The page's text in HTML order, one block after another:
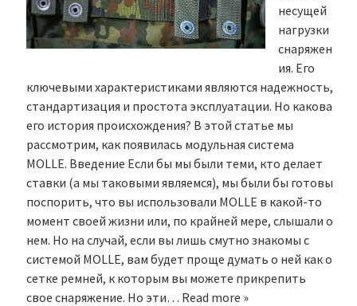
несущей
нагрузки
снаряжен
ия. Его
ключевыми характеристиками являются надежность,
стандартизация и простота эксплуатации. Но какова
его история происхождения? В этой статье мы
рассмотрим, как появилась модульная система
MOLLE. Введение Если бы мы были теми, кто делает
ставки (а мы таковыми являемся), мы были бы готовы
поспорить, что вы использовали MOLLE в какой-то
момент своей жизни или, по крайней мере, слышали о
нем. Но на случай, если вы лишь смутно знакомы с
системой MOLLE, вам будет проще думать о ней как о
сетке ремней, к которым вы можете прикрепить
свое снаряжение. Но эти… Read more »